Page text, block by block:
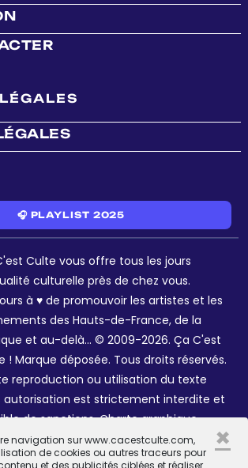
navigation sur www.cacestculte.com,
de cookies ou autres traceurs pour
et des publicités ciblées et réaliser
×
🎧 PLAYLIST 2025
Culte vous offre tous les jours
culturelle près de chez vous.
à ♥ de promouvoir les artistes et les
des Hauts-de-France, de la
et au-delà... © 2009-2026. Ça C'est
! Marque déposée. Tous droits réservés.
reproduction ou utilisation du texte
autorisation est strictement interdite et
de sanctions. Charte graphique
R. et Céline Galant.